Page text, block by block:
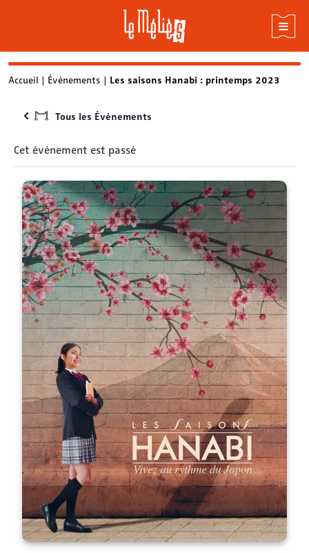
Skip
content
Accueil | Évènements | Les saisons Hanabi : printemps 2023
Tous les Évènements
Cet évènement est passé